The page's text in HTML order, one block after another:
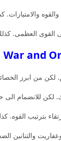
القوى العظمى.
لكن من ابرز
للانضمام الى
بترتيب
والتنانين